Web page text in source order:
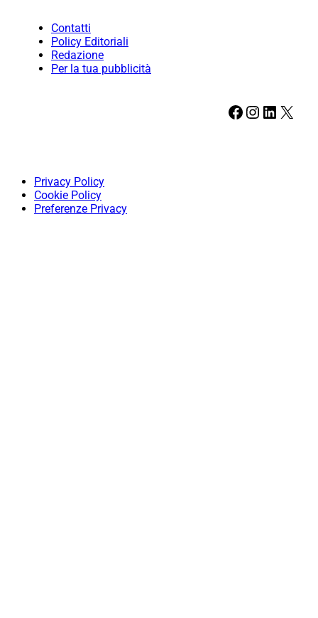
Contatti
Policy Editoriali
Redazione
Per la tua pubblicità
Facebook Instagram LinkedIn X
Privacy Policy
Cookie Policy
Preferenze Privacy